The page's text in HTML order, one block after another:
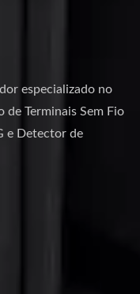
especializado no
de Terminais Sem Fio
e Detector de